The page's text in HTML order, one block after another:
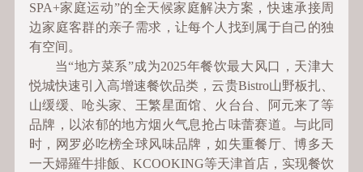
SPA+家庭运动”的全天候家庭解决方案，快速承接周
边家庭客群的亲子需求，让每个人找到属于自己的独
有空间。
当“地方菜系”成为2025年餐饮最大风口，天津大
悦城快速引入高增速餐饮品类，云贵Bistro山野板扎、
山缓缓、呛头家、王繁星面馆、火台台、阿元来了等
品牌，以浓郁的地方烟火气息抢占味蕾赛道。与此同
时，网罗必吃榜全球风味品牌，如失重餐厅、博多天
一天婦羅牛排飯、KCOOKING等天津首店，实现餐饮